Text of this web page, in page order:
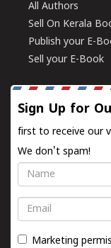
All Authors
Sell On Kerala
Publish your E-
Sell your E-Book
Sign Up for
first to receive our
We don't spam!
Name
Email
Marketing